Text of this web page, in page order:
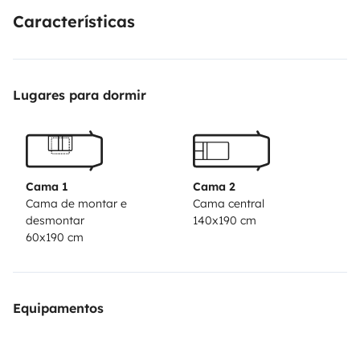
Características
Lugares para dormir
Cama 1
Cama de montar e
desmontar
60x190 cm
Cama 2
Cama central
140x190 cm
Equipamentos